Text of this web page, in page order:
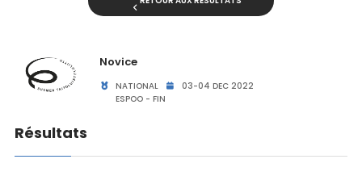
Novice
NATIONAL
03-04 DEC 2022
ESPOO - FIN
Résultats